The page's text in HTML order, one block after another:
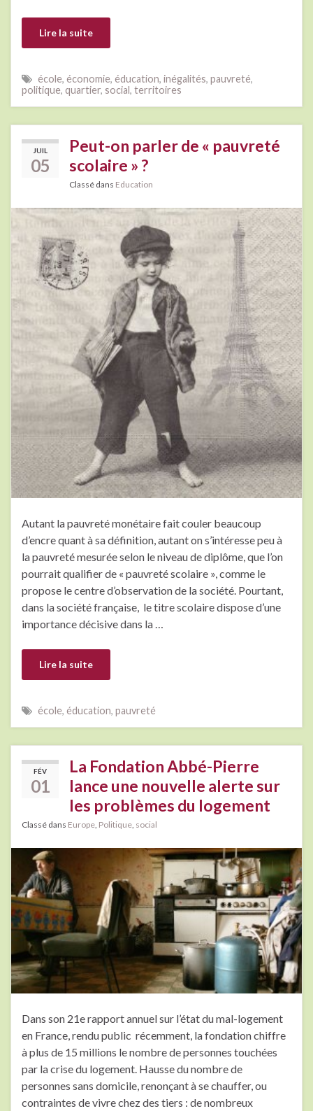
Lire la suite
école, économie, éducation, inégalités, pauvreté,
politique, quartier, social, territoires
JUIL
05
Peut-on parler de « pauvreté
scolaire » ?
Classé dans Education
Autant la pauvreté monétaire fait couler beaucoup
d’encre quant à sa définition, autant on s’intéresse peu à
la pauvreté mesurée selon le niveau de diplôme, que l’on
pourrait qualifier de « pauvreté scolaire », comme le
propose le centre d’observation de la société. Pourtant,
dans la société française, le titre scolaire dispose d’une
importance décisive dans la …
Lire la suite
école, éducation, pauvreté
FÉV
01
La Fondation Abbé-Pierre
lance une nouvelle alerte sur
les problèmes du logement
Classé dans Europe Politique social
Dans son 21e rapport annuel sur l’état du mal-logement
en France, rendu public récemment, la fondation chiffre
à plus de 15 millions le nombre de personnes touchées
par la crise du logement. Hausse du nombre de
personnes sans domicile, renonçant à se chauffer, ou
contraintes de vivre chez des tiers : de nombreux